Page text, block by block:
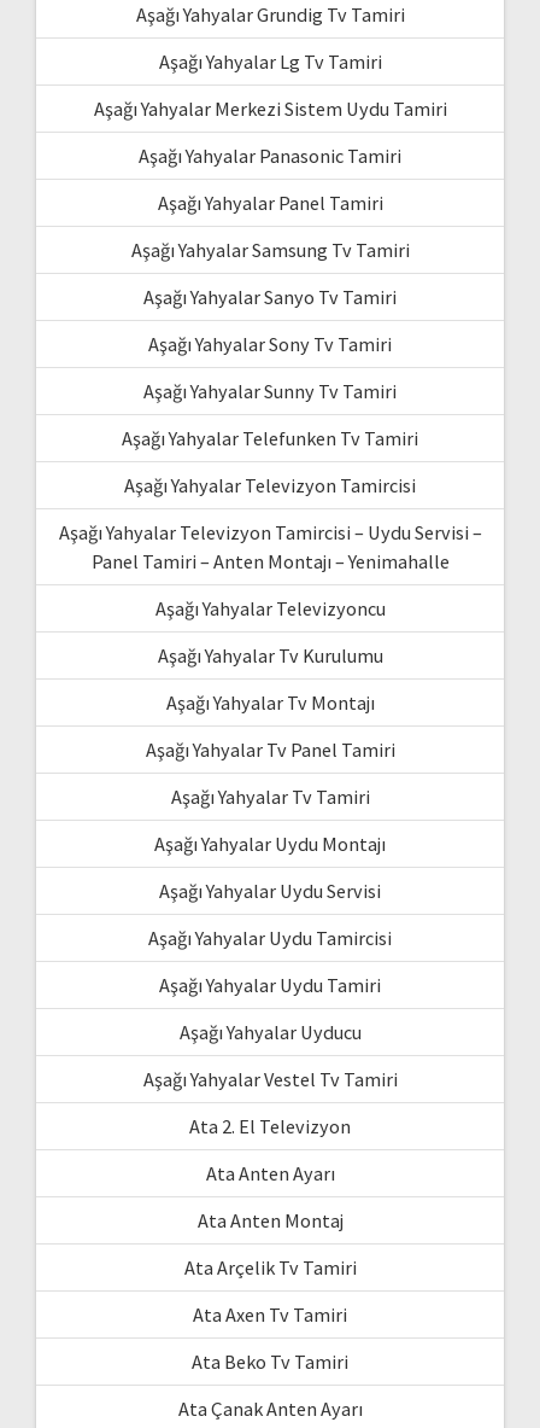
Aşağı Yahyalar Grundig Tv Tamiri
Aşağı Yahyalar Lg Tv Tamiri
Aşağı Yahyalar Merkezi Sistem Uydu Tamiri
Aşağı Yahyalar Panasonic Tamiri
Aşağı Yahyalar Panel Tamiri
Aşağı Yahyalar Samsung Tv Tamiri
Aşağı Yahyalar Sanyo Tv Tamiri
Aşağı Yahyalar Sony Tv Tamiri
Aşağı Yahyalar Sunny Tv Tamiri
Aşağı Yahyalar Telefunken Tv Tamiri
Aşağı Yahyalar Televizyon Tamircisi
Aşağı Yahyalar Televizyon Tamircisi – Uydu Servisi –
Panel Tamiri – Anten Montajı – Yenimahalle
Aşağı Yahyalar Televizyoncu
Aşağı Yahyalar Tv Kurulumu
Aşağı Yahyalar Tv Montajı
Aşağı Yahyalar Tv Panel Tamiri
Aşağı Yahyalar Tv Tamiri
Aşağı Yahyalar Uydu Montajı
Aşağı Yahyalar Uydu Servisi
Aşağı Yahyalar Uydu Tamircisi
Aşağı Yahyalar Uydu Tamiri
Aşağı Yahyalar Uyducu
Aşağı Yahyalar Vestel Tv Tamiri
Ata 2. El Televizyon
Ata Anten Ayarı
Ata Anten Montaj
Ata Arçelik Tv Tamiri
Ata Axen Tv Tamiri
Ata Beko Tv Tamiri
Ata Çanak Anten Ayarı